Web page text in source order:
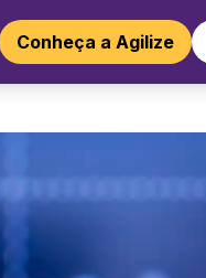
Conheça a Agilize